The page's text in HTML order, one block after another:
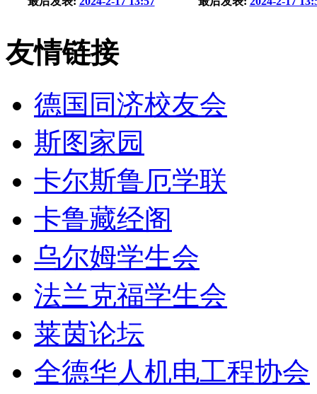
友情链接
德国同济校友会
斯图家园
卡尔斯鲁厄学联
卡鲁藏经阁
乌尔姆学生会
法兰克福学生会
莱茵论坛
全德华人机电工程协会